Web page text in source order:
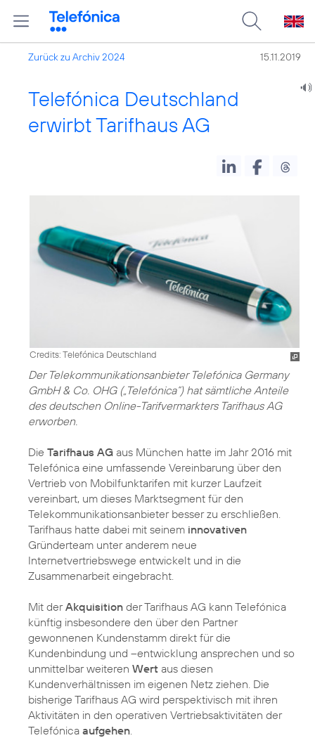
Zurück zu Archiv 2024 15.11.2019
Telefónica Deutschland
erwirbt Tarifhaus AG
Credits: Telefónica Deutschland
Der Telekommunikationsanbieter Telefónica Germany
GmbH & Co. OHG („Telefónica“) hat sämtliche Anteile
des deutschen Online-Tarifvermarkters Tarifhaus AG
erworben.
Die Tarifhaus AG aus München hatte im Jahr 2016 mit
Telefónica eine umfassende Vereinbarung über den
Vertrieb von Mobilfunktarifen mit kurzer Laufzeit
vereinbart, um dieses Marktsegment für den
Telekommunikationsanbieter besser zu erschließen.
Tarifhaus hatte dabei mit seinem innovativen
Gründerteam unter anderem neue
Internetvertriebswege entwickelt und in die
Zusammenarbeit eingebracht.
Mit derAkquisition der Tarifhaus AG kann Telefónica
künftig insbesondere den über den Partner
gewonnenen Kundenstamm direkt für die
Kundenbindung und –entwicklung ansprechen und so
unmittelbar weiteren Wert aus diesen
Kundenverhältnissen im eigenen Netz ziehen. Die
bisherige Tarifhaus AG wird perspektivisch mit ihren
Aktivitäten in den operativen Vertriebsaktivitäten der
Telefónica aufgehen